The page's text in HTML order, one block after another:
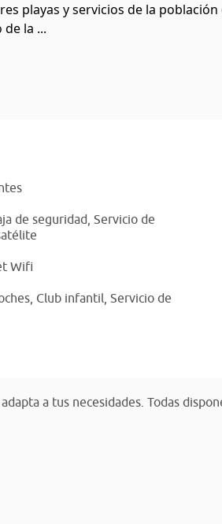
playas y servicios de la población
la ...
de seguridad,Servicio de
Wifi
Club infantil,Servicio de
a tus necesidades. Todas